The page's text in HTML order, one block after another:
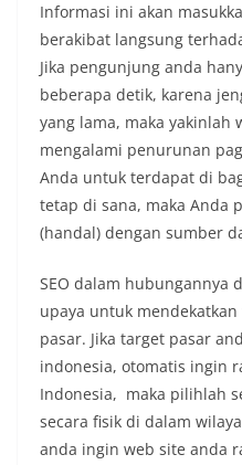
Informasi ini akan
berakibat langsung
Jika pengunjung anda
beberapa detik, karena
yang lama, maka yakinlah
mengalami penurunan
Anda untuk terdapat di
tetap di sana, maka Anda
(handal) dengan sumber
SEO dalam hubungannya
upaya untuk
pasar. Jika target pasar
indonesia, otomatis ingin
Indonesia, maka pilihlah
secara fisik di dalam
anda ingin web site anda